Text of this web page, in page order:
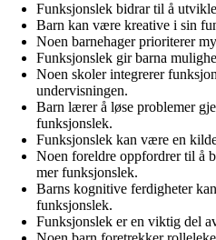
Funksjonslek bidrar til å
Barn kan være kreative i sin
Noen barnehager prioriterer
Funksjonslek gir barna
Noen skoler integrerer
undervisningen.
Barn lærer å løse problemer
funksjonslek.
Funksjonslek kan være en
Noen foreldre oppfordrer til å
mer funksjonslek.
Barns kognitive ferdigheter
funksjonslek.
Funksjonslek er en viktig del